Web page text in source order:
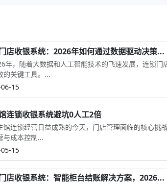
店收银系统：2026年如何通过数据驱动决策...
年，随着大数据和人工智能技术的飞速发展，连锁门
的关键工具。...
15
连锁收银系统避坑0人工2倍
馆连锁经营日益成熟的今天，门店管理面临的核心挑
与成本控制...
15
店收银系统：智能柜台结账解决方案，2026...